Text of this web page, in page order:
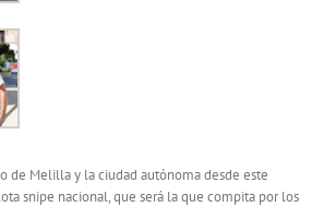
de Melilla y la ciudad autónoma desde este
snipe nacional, que será la que compita por los